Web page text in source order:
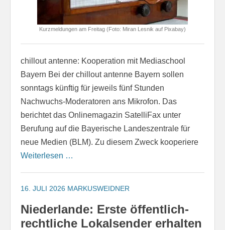
Kurzmeldungen am Freitag (Foto: Miran Lesnik auf Pixabay)
chillout antenne: Kooperation mit Mediaschool
Bayern Bei der chillout antenne Bayern sollen
sonntags künftig für jeweils fünf Stunden
Nachwuchs-Moderatoren ans Mikrofon. Das
berichtet das Onlinemagazin SatelliFax unter
Berufung auf die Bayerische Landeszentrale für
neue Medien (BLM). Zu diesem Zweck kooperiere
Weiterlesen …
16. JULI 2026 MARKUSWEIDNER
Niederlande: Erste öffentlich-
rechtliche Lokalsender erhalten